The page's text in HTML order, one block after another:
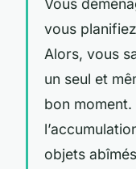
Vous
vous
Alors, vous
un seul et
bon moment.
objets